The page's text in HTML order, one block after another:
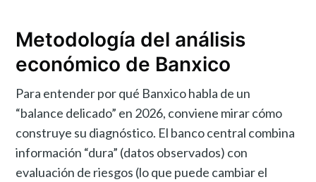
Metodología del análisis
económico de Banxico
Para entender por qué Banxico habla de un
“balance delicado” en 2026, conviene mirar cómo
construye su diagnóstico. El banco central combina
información “dura” (datos observados) con
evaluación de riesgos (lo que puede cambiar el